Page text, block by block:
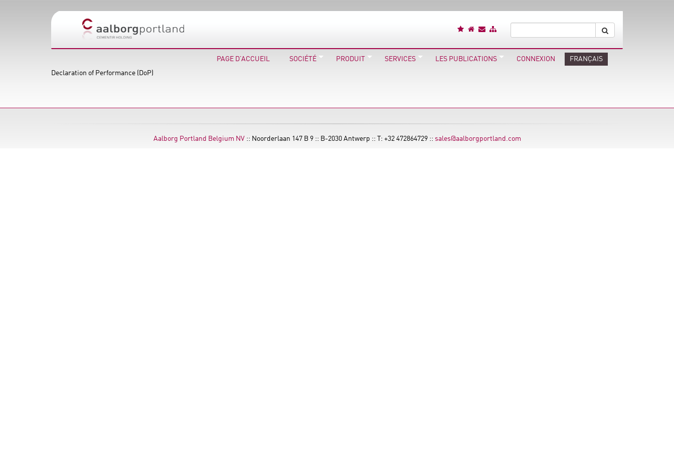
PAGE D’ACCUEIL SOCIÉTÉ PRODUIT SERVICES LES PUBLICATIONS CONNEXION
FRANÇAIS
Declaration of Performance (DoP)
Aalborg Portland Belgium NV :: Noorderlaan 147 B 9 :: B-2030 Antwerp :: T: +32 472864729 :: sales@aalborgportland.com